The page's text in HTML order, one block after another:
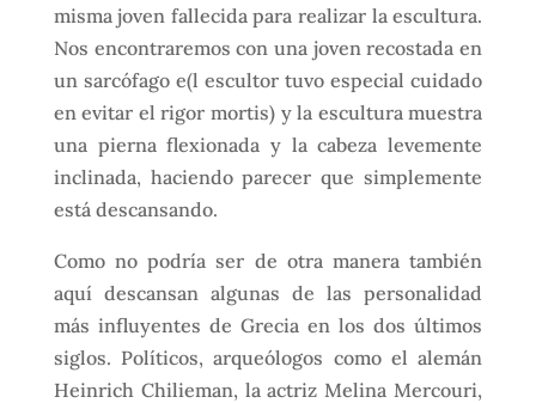
misma joven fallecida para realizar la escultura.
Nos encontraremos con una joven recostada en
un sarcófago e(l escultor tuvo especial cuidado
en evitar el rigor mortis) y la escultura muestra
una pierna flexionada y la cabeza levemente
inclinada, haciendo parecer que simplemente
está descansando.
Como no podría ser de otra manera también
aquí descansan algunas de las personalidad
más influyentes de Grecia en los dos últimos
siglos. Políticos, arqueólogos como el alemán
Heinrich Chilieman, la actriz Melina Mercouri,